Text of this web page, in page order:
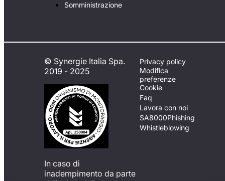
Somministrazione
© Synergie Italia Spa.
2019 - 2025
In caso di
inadempimento da parte
Privacy policy
Modifica
preferenze
Cookie
Faq
Lavora con noi
SA8000Phishing
Whistleblowing